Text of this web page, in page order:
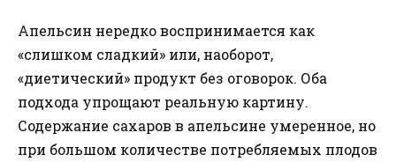
Апельсин нередко воспринимается как
«слишком сладкий» или, наоборот,
«диетический» продукт без оговорок. Оба
подхода упрощают реальную картину.
Содержание сахаров в апельсине умеренное, но
при большом количестве потребляемых плодов